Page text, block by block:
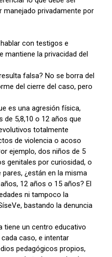
manejado privadamente por
con testigos e
mantiene la privacidad del
falsa? No se borra del
del cierre del caso, pero
es una agresión física,
de 5,8,10 o 12 años que
totalmente
de violencia o acoso
ejemplo, dos niños de 5
genitales por curiosidad, o
¿están en la misma
12 años o 15 años? El
ni tampoco la
bastando la denuncia
tiene un centro educativo
caso, e intentar
pedagógicos propios,